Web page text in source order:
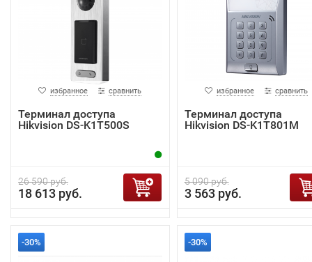
избранное сравнить
Терминал доступа
Hikvision DS-K1T500S
26 590 руб.
18 613 руб.
избранное сравнить
Терминал доступа
Hikvision DS-K1T801M
5 090 руб.
3 563 руб.
-30% -30%